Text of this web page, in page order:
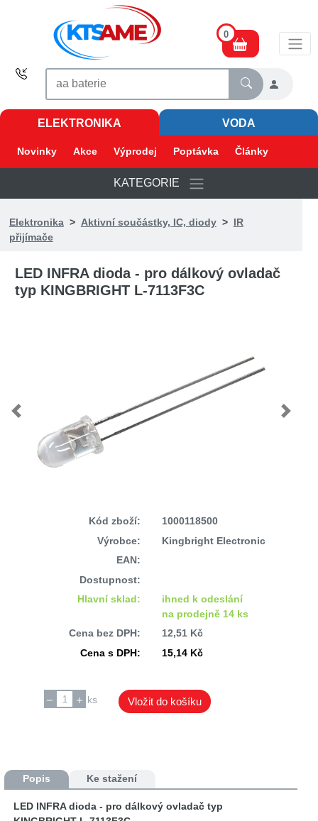
0
ELEKTRONIKA VODA
Novinky Akce Výprodej Poptávka Články
KATEGORIE
Elektronika> Aktivní součástky, IC, diody> IR
přijímače
LED INFRA dioda - pro dálkový ovladač
typ KINGBRIGHT L-7113F3C
Previous Next
Kód zboží:
1000118500
Výrobce:
Kingbright Electronic
EAN:
Dostupnost:
Hlavní sklad:
ihned k odeslání
na prodejně 14 ks
Cena bez DPH:
12,51 Kč
Cena s DPH:
15,14 Kč
ks Vložit do košíku
Popis Ke stažení
LED INFRA dioda - pro dálkový ovladač typ